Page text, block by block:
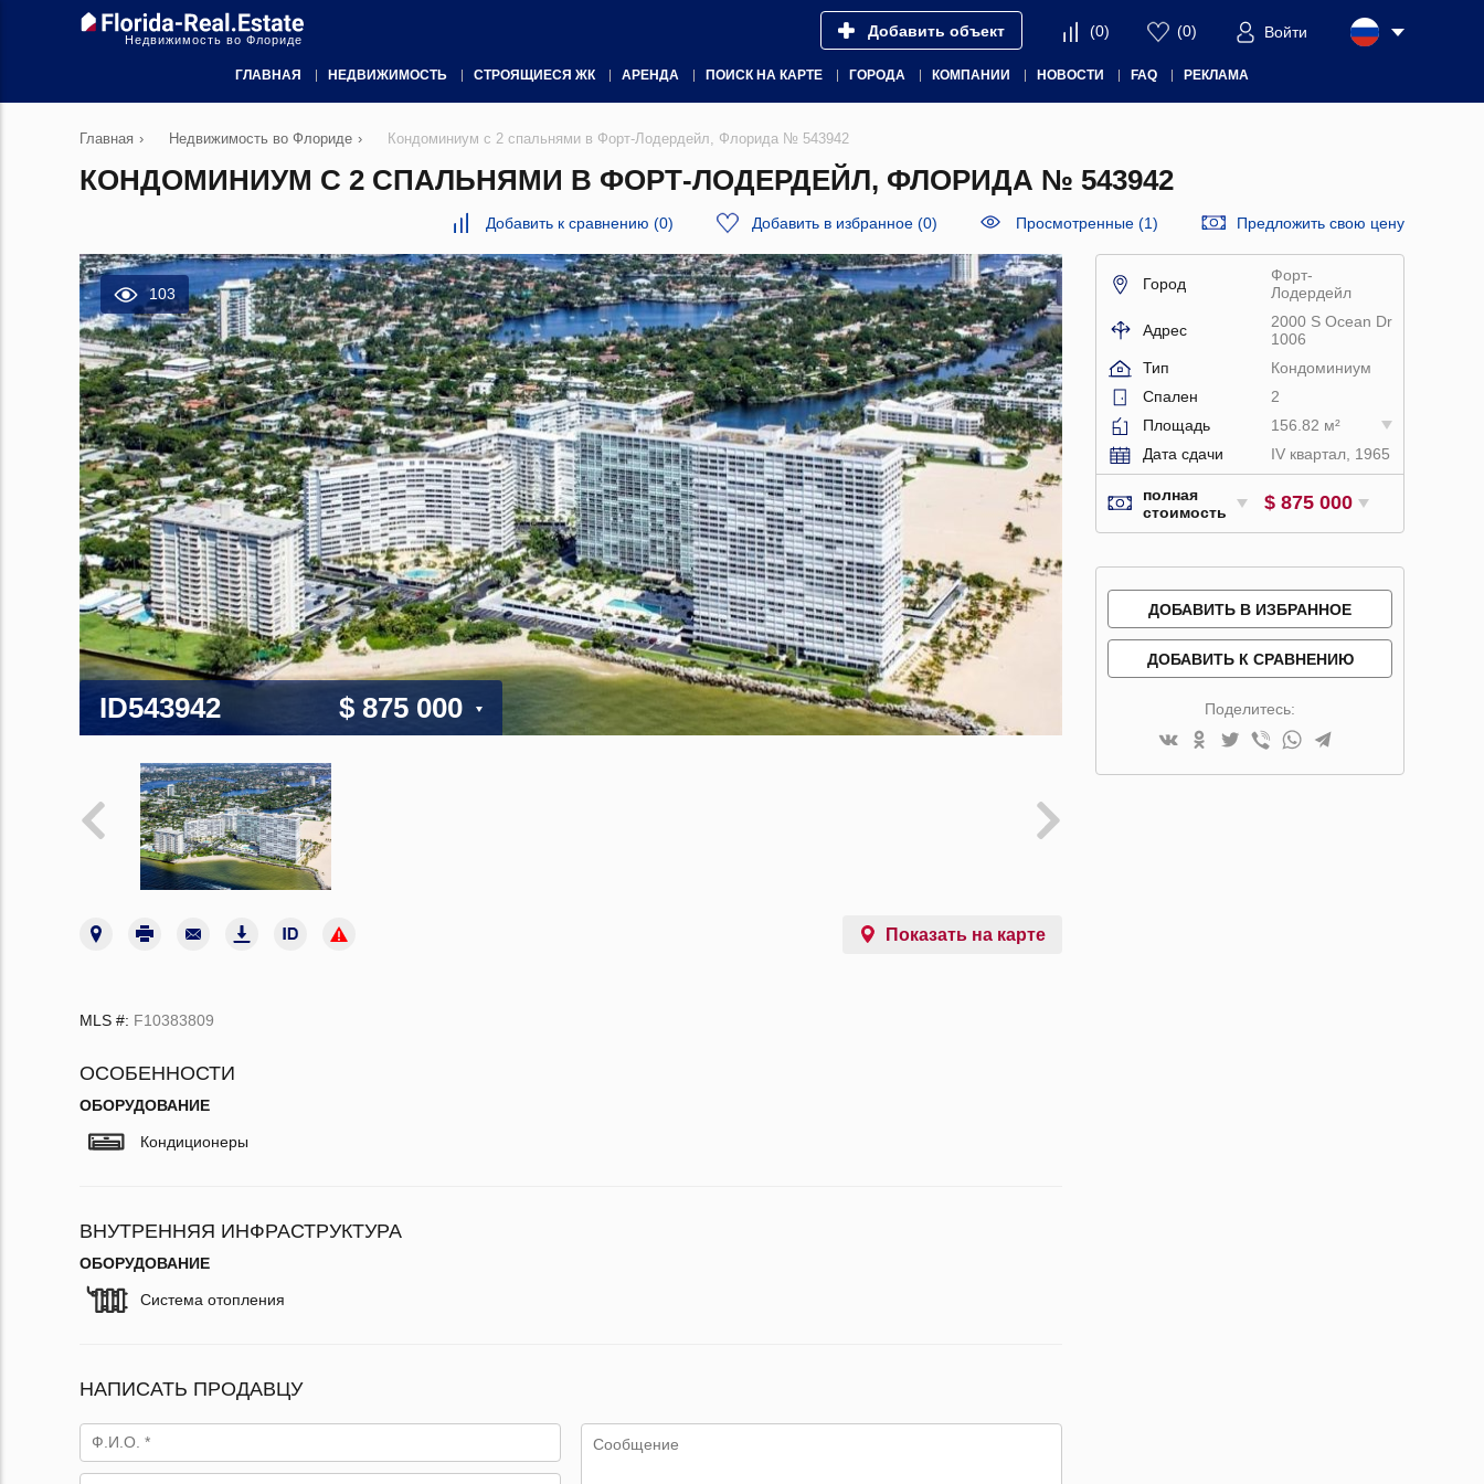
Недвижимость во Флориде Добавить объект (0) (0) Войти
ГЛАВНАЯ НЕДВИЖИМОСТЬ СТРОЯЩИЕСЯ ЖК АРЕНДА ПОИСК НА КАРТЕ ГОРОДА КОМПАНИИ НОВОСТИ FAQ РЕКЛАМА
Главная › Недвижимость во Флориде › Кондоминиум с 2 спальнями в Форт-Лодердейл, Флорида № 543942
КОНДОМИНИУМ С 2 СПАЛЬНЯМИ В ФОРТ-ЛОДЕРДЕЙЛ, ФЛОРИДА № 543942
Добавить к сравнению (0) Добавить в избранное (0) Просмотренные (1) Предложить свою цену
103
ID543942 $ 875 000
Показать на карте
MLS #: F10383809
ОСОБЕННОСТИ
ОБОРУДОВАНИЕ
Кондиционеры
ВНУТРЕННЯЯ ИНФРАСТРУКТУРА
ОБОРУДОВАНИЕ
Система отопления
НАПИСАТЬ ПРОДАВЦУ
Город
Форт-
Лодердейл
Адрес
2000 S Ocean Dr
1006
Тип
Кондоминиум
Спален
2
Площадь
156.82 м²
Дата сдачи
IV квартал, 1965
полная
стоимость
$ 875 000
ДОБАВИТЬ В ИЗБРАННОЕ
ДОБАВИТЬ К СРАВНЕНИЮ
Поделитесь: